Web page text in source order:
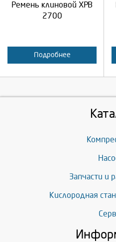
Ремень клиновой XPB
2700
Подробнее
Отмена
Запчасти и
Кислородная